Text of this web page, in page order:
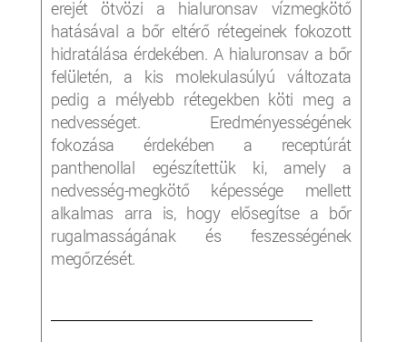
erejét ötvözi a hialuronsav vízmegkötő
hatásával a bőr eltérő rétegeinek fokozott
hidratálása érdekében. A hialuronsav a bőr
felületén, a kis molekulasúlyú változata
pedig a mélyebb rétegekben köti meg a
nedvességet. Eredményességének
fokozása érdekében a receptúrát
panthenollal egészítettük ki, amely a
nedvesség-megkötő képessége mellett
alkalmas arra is, hogy elősegítse a bőr
rugalmasságának és feszességének
megőrzését.